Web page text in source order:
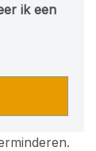
ik een